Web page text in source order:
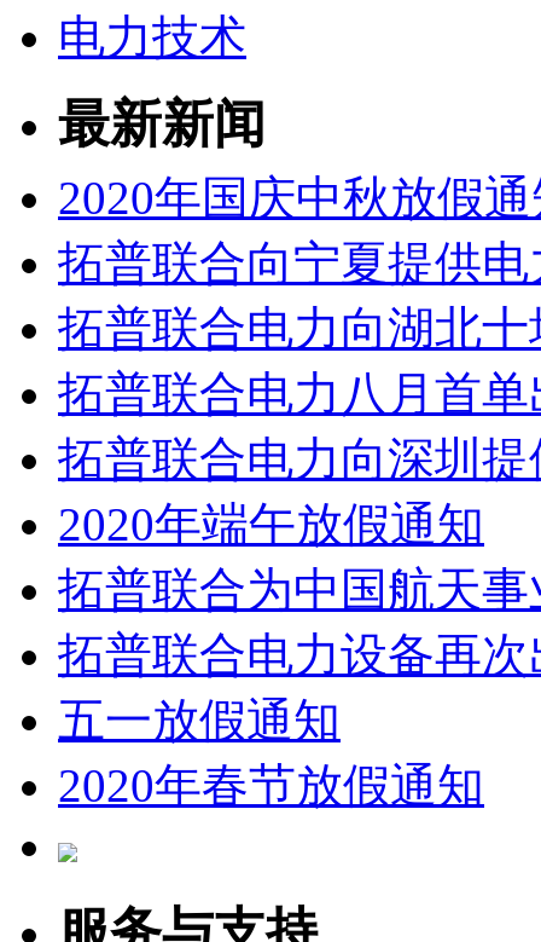
电力技术
最新新闻
2020年国庆中秋放假
拓普联合向宁夏提供
拓普联合电力向湖北
拓普联合电力八月首
拓普联合电力向深圳
2020年端午放假通知
拓普联合为中国航天
拓普联合电力设备再
五一放假通知
2020年春节放假通知